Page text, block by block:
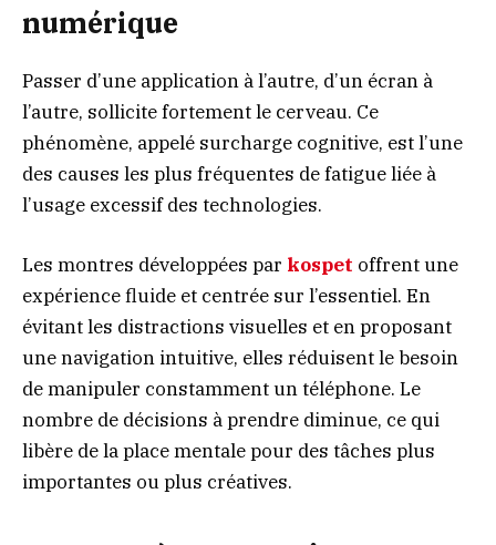
numérique
Passer d’une application à l’autre, d’un écran à
l’autre, sollicite fortement le cerveau. Ce
phénomène, appelé surcharge cognitive, est l’une
des causes les plus fréquentes de fatigue liée à
l’usage excessif des technologies.
Les montres développées par kospet offrent une
expérience fluide et centrée sur l’essentiel. En
évitant les distractions visuelles et en proposant
une navigation intuitive, elles réduisent le besoin
de manipuler constamment un téléphone. Le
nombre de décisions à prendre diminue, ce qui
libère de la place mentale pour des tâches plus
importantes ou plus créatives.